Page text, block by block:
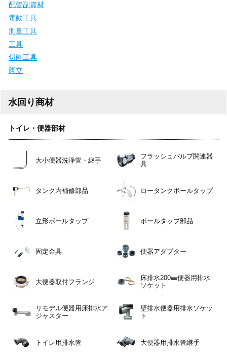
配管副資材
電動工具
測量工具
工具
切削工具
脚立
水回り商材
トイレ・便器部材
大小便器洗浄管・継手
フラッシュバルブ関連器
具
タンク内補修部品 ロータンクボールタップ
立形ボールタップ ボールタップ部品
固定金具 便器アダプター
大便器取付フランジ
床排水200㎜便器用排水
ソケット
リモデル便器用床排水ア
ジャスター
壁排水便器用排水ソケッ
ト
トイレ用排水管 大便器用排水管継手